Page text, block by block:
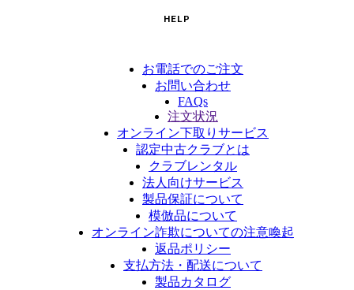
HELP
お電話でのご注文
お問い合わせ
FAQs
注文状況
オンライン下取りサービス
認定中古クラブとは
クラブレンタル
法人向けサービス
製品保証について
模倣品について
オンライン詐欺についての注意喚起
返品ポリシー
支払方法・配送について
製品カタログ